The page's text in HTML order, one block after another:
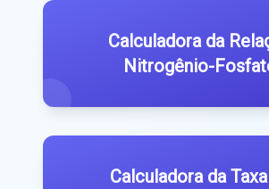
Calculadora da
Nitrogênio-
Calculadora da